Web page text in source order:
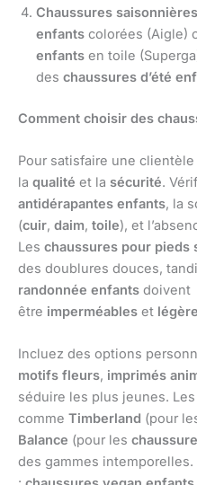
Chaussures saisonnières
enfants colorées (Aigle)
enfants en toile
des chaussures d’été
Comment choisir des
Pour satisfaire une
la qualité et la sécurité.
antidérapantes enfants, la
(cuir, daim, toile), et
Les chaussures pour pieds
des doublures douces,
randonnée enfants doivent
être imperméables et
Incluez des options
motifs fleurs, imprimés
séduire les plus jeunes.
comme Timberland (pour
Balance (pour les
des gammes intemporelles.